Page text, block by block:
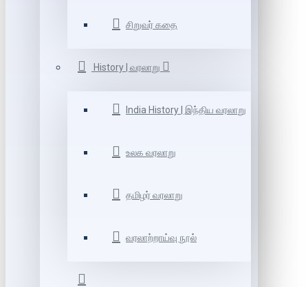
சிறுவர் கதை
History | வரலாறு
India History | இந்திய வரலாறு
உலக வரலாறு
தமிழர் வரலாறு
வரலாற்றாய்வு நூல்